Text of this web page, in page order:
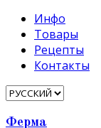
Инфо
Товары
Рецепты
Контакты
Ферма